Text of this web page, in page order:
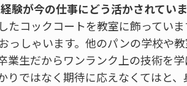
験が今の仕事にどう活かされてい
たコックコートを教室に飾ってい
っしゃいます。他のパンの学校や
業生だからワンランク上の技術を
ではなく期待に応えなくてはと、